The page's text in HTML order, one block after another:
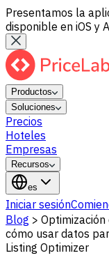
Presentamos la
disponible en iOS y
Productos
Soluciones
Precios
Hoteles
Empresas
Recursos
es
Iniciar sesión
Blog >
cómo usar datos
Listing Optimizer